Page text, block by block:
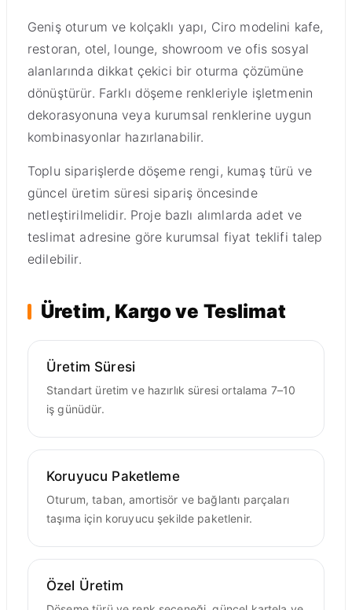
Geniş oturum ve kolçaklı yapı, Ciro modelini kafe,
restoran, otel, lounge, showroom ve ofis sosyal
alanlarında dikkat çekici bir oturma çözümüne
dönüştürür. Farklı döşeme renkleriyle işletmenin
dekorasyonuna veya kurumsal renklerine uygun
kombinasyonlar hazırlanabilir.
Toplu siparişlerde döşeme rengi, kumaş türü ve
güncel üretim süresi sipariş öncesinde
netleştirilmelidir. Proje bazlı alımlarda adet ve
teslimat adresine göre kurumsal fiyat teklifi talep
edilebilir.
Üretim, Kargo ve Teslimat
Üretim Süresi
Standart üretim ve hazırlık süresi ortalama 7–10
iş günüdür.
Koruyucu Paketleme
Oturum, taban, amortisör ve bağlantı parçaları
taşıma için koruyucu şekilde paketlenir.
Özel Üretim